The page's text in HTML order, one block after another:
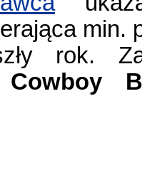
min.
rok.
Cowboy